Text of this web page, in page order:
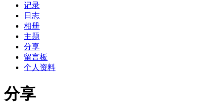
记录
日志
相册
主题
分享
留言板
个人资料
分享